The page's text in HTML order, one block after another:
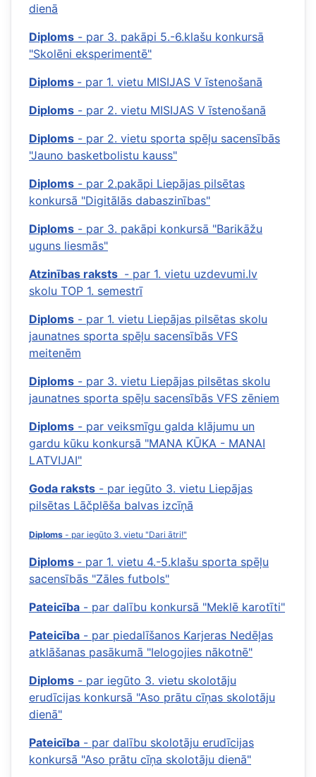
dienā
Diploms - par 3. pakāpi 5.-6.klašu konkursā
"Skolēni eksperimentē"
Diploms - par 1. vietu MISIJAS V īstenošanā
Diploms - par 2. vietu MISIJAS V īstenošanā
Diploms - par 2. vietu sporta spēļu sacensībās
"Jauno basketbolistu kauss"
Diploms - par 2.pakāpi Liepājas pilsētas
konkursā "Digitālās dabaszinības"
Diploms - par 3. pakāpi konkursā "Barikāžu
uguns liesmās"
Atzinības raksts - par 1. vietu uzdevumi.lv
skolu TOP 1. semestrī
Diploms - par 1. vietu Liepājas pilsētas skolu
jaunatnes sporta spēļu sacensībās VFS
meitenēm
Diploms - par 3. vietu Liepājas pilsētas skolu
jaunatnes sporta spēļu sacensībās VFS zēniem
Diploms - par veiksmīgu galda klājumu un
gardu kūku konkursā "MANA KŪKA - MANAI
LATVIJAI"
Goda raksts - par iegūto 3. vietu Liepājas
pilsētas Lāčplēša balvas izcīņā
Diploms - par iegūto 3. vietu "Dari ātri!"
Diploms - par 1. vietu 4.-5.klašu sporta spēļu
sacensībās "Zāles futbols"
Pateicība - par dalību konkursā "Meklē karotīti"
Pateicība - par piedalīšanos Karjeras Nedēļas
atklāšanas pasākumā "Ielogojies nākotnē"
Diploms - par iegūto 3. vietu skolotāju
erudīcijas konkursā "Aso prātu cīņas skolotāju
dienā"
Pateicība - par dalību skolotāju erudīcijas
konkursā "Aso prātu cīņa skolotāju dienā"